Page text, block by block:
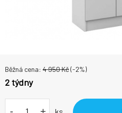
Běžná cena: 4 950Kč(-2%)
2 týdny